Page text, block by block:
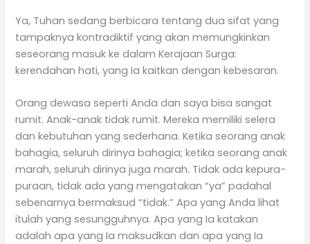
Ya, Tuhan sedang berbicara tentang dua sifat yang
tampaknya kontradiktif yang akan memungkinkan
seseorang masuk ke dalam Kerajaan Surga:
kerendahan hati, yang Ia kaitkan dengan kebesaran.
Orang dewasa seperti Anda dan saya bisa sangat
rumit. Anak-anak tidak rumit. Mereka memiliki selera
dan kebutuhan yang sederhana. Ketika seorang anak
bahagia, seluruh dirinya bahagia; ketika seorang anak
marah, seluruh dirinya juga marah. Tidak ada kepura-
puraan, tidak ada yang mengatakan “ya” padahal
sebenarnya bermaksud “tidak.” Apa yang Anda lihat
itulah yang sesungguhnya. Apa yang Ia katakan
adalah apa yang Ia maksudkan dan apa yang Ia